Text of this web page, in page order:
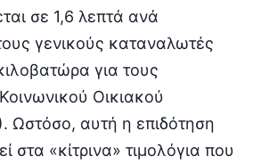
σε 1,6 λεπτά ανά
γενικούς καταναλωτές
για τους
Οικιακού
Ωστόσο, αυτή η επιδότηση
στα «κίτρινα» τιμολόγια που